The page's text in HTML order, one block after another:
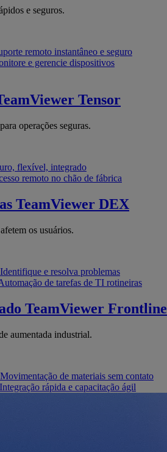
e seguros.
remoto instantâneo e seguro
e gerencie dispositivos
Tensor
operações seguras.
flexível, integrado
remoto no chão de fábrica
TeamViewer DEX
os usuários.
Identifique e resolva problemas
de tarefas de TI rotineiras
TeamViewer Frontline
aumentada industrial.
Movimentação de materiais sem contato
Integração rápida e capacitação ágil